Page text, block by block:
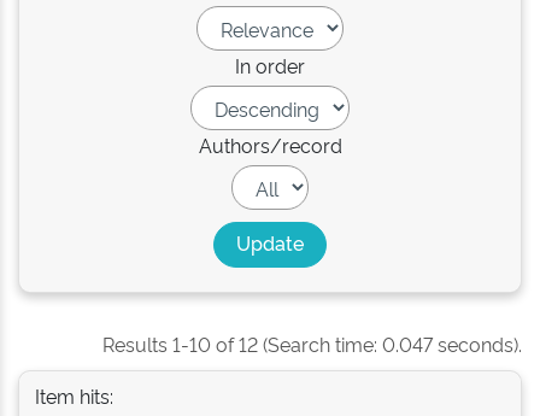
In order
Authors/record
Results 1-10 of 12 (Search time: 0.047 seconds).
Item hits: